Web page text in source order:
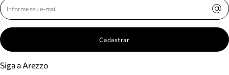
Cadastrar
Siga a Arezzo